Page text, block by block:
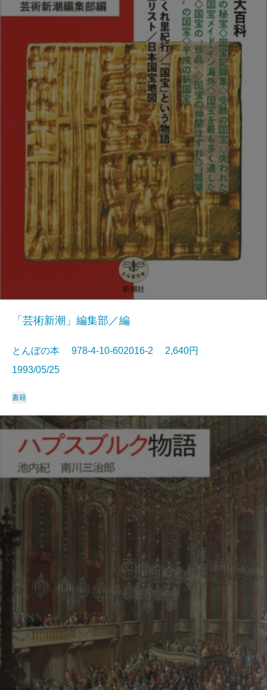
「芸術新潮」編集部／編
とんぼの本 978-4-10-602016-2 2,640円
1993/05/25
書籍